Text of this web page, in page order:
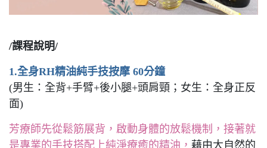
/課程說明/
1.全身RH精油純手技按摩 60分鐘
(男生：全背+手臂+後小腿+頭肩頸；女生：全身正反
面)
芳療師先從鬆筋展背，啟動身體的放鬆機制，接著就
是專業的手技搭配上純淨療癒的精油， 藉由大自然的